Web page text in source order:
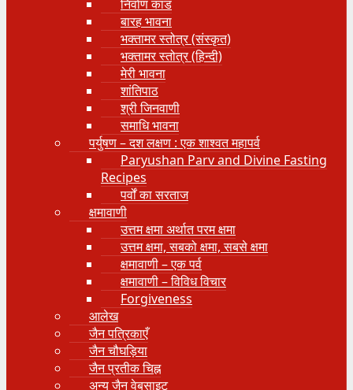
निर्वाण कांड
बारह भावना
भक्तामर स्तोत्र (संस्कृत)
भक्तामर स्तोत्र (हिन्दी)
मेरी भावना
शांतिपाठ
श्री जिनवाणी
समाधि भावना
पर्युषण – दश लक्षण : एक शाश्वत महापर्व
Paryushan Parv and Divine Fasting
Recipes
पर्वों का सरताज
क्षमावाणी
उत्तम क्षमा अर्थात परम क्षमा
उत्तम क्षमा, सबको क्षमा, सबसे क्षमा
क्षमावाणी – एक पर्व
क्षमावाणी – विविध विचार
Forgiveness
आलेख
जैन पत्रिकाएँ
जैन चौघड़िया
जैन प्रतीक चिह्न
अन्य जैन वेबसाइट